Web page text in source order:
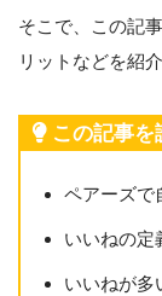
そこで、この記
リットなどを紹
この記事を
ペアーズで
いいねの定
いいねが多